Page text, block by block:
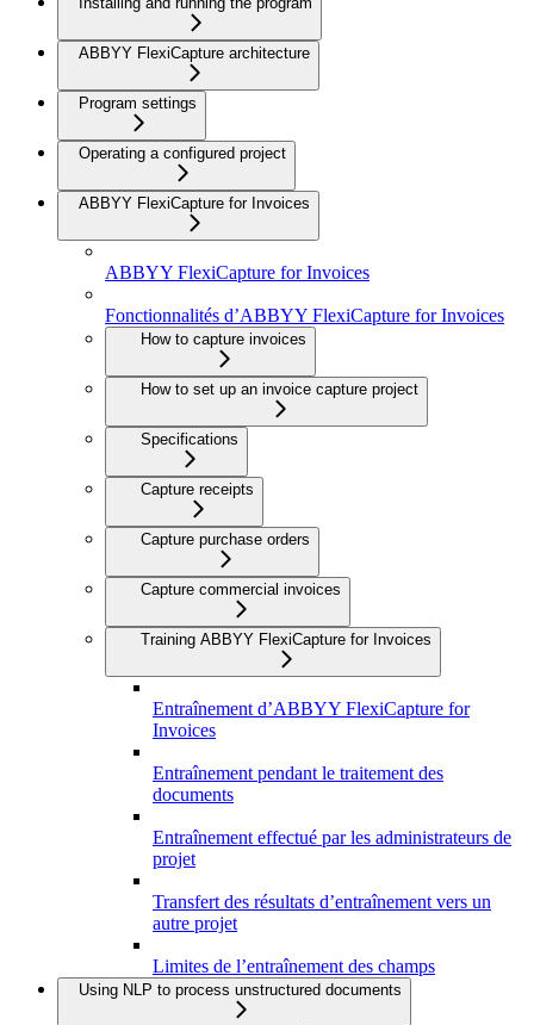
ABBYY FlexiCapture architecture
Program settings
Operating a configured project
ABBYY FlexiCapture for Invoices
ABBYY FlexiCapture for Invoices
Fonctionnalités d’ABBYY FlexiCapture for Invoices
How to capture invoices
How to set up an invoice capture project
Specifications
Capture receipts
Capture purchase orders
Capture commercial invoices
Training ABBYY FlexiCapture for Invoices
Entraînement d’ABBYY FlexiCapture for
Invoices
Entraînement pendant le traitement des
documents
Entraînement effectué par les administrateurs de
projet
Transfert des résultats d’entraînement vers un
autre projet
Limites de l’entraînement des champs
Using NLP to process unstructured documents